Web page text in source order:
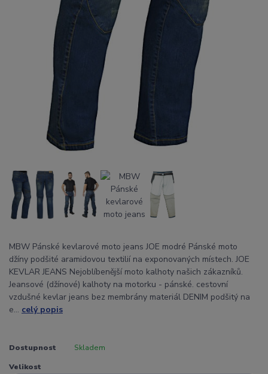
MBW Pánské kevlarové moto jeans JOE modré Pánské moto
džíny podšité aramidovou textilií na exponovaných místech. JOE
KEVLAR JEANS Nejoblíbenější moto kalhoty našich zákazníků.
Jeansové (džínové) kalhoty na motorku - pánské. cestovní
vzdušné kevlar jeans bez membrány materiál DENIM podšitý na
e... celý popis
Dostupnost Skladem
Velikost